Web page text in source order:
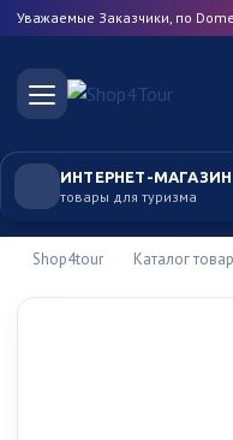
Уважаемые Заказчики, по
ИНТЕРНЕТ-МАГАЗИН
товары для туризма
Shop4tour Каталог